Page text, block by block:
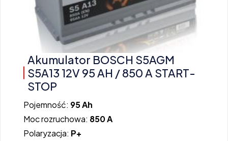
Akumulator BOSCH S5AGM
S5A13 12V 95 AH / 850 A START-
STOP
Pojemność: 95 Ah
Moc rozruchowa: 850 A
Polaryzacja: P+